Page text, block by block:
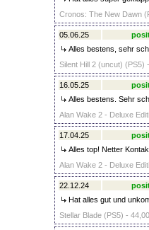
Cronos: The New Dawn
05.06.25
Alles bestens, sehr
Silent Hill 2 (uncut) (PS5)
16.05.25
Alles bestens. Sehr
Alan Wake 2 - Deluxe
17.04.25
Alles top! Netter
Alan Wake 2 - Deluxe
22.12.24
Hat alles gut und
Stellar Blade (PS5) -